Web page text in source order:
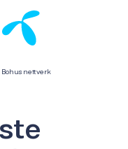
Bohus nettverk